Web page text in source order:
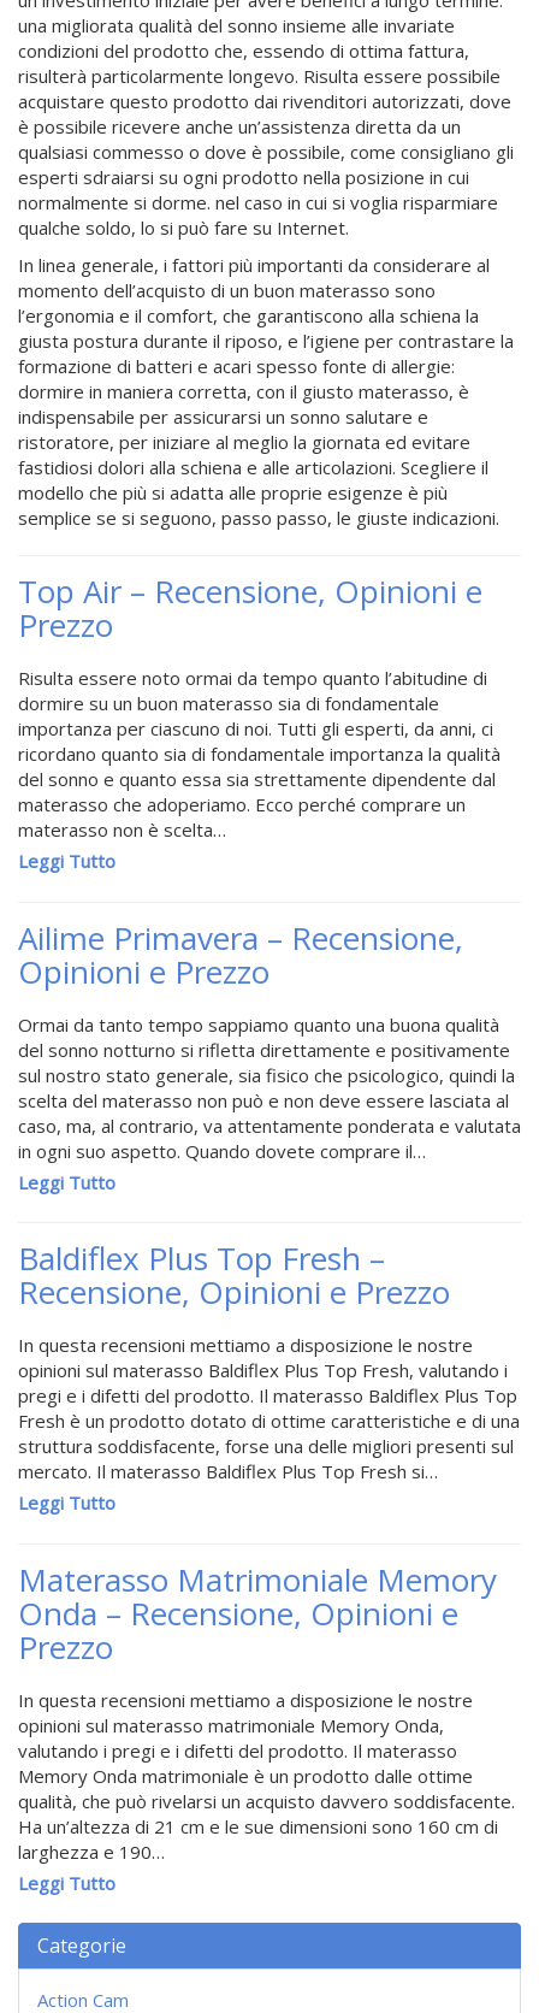
una migliorata qualità del sonno insieme alle invariate
condizioni del prodotto che, essendo di ottima fattura,
risulterà particolarmente longevo. Risulta essere possibile
acquistare questo prodotto dai rivenditori autorizzati, dove
è possibile ricevere anche un’assistenza diretta da un
qualsiasi commesso o dove è possibile, come consigliano gli
esperti sdraiarsi su ogni prodotto nella posizione in cui
normalmente si dorme. nel caso in cui si voglia risparmiare
qualche soldo, lo si può fare su Internet.
In linea generale, i fattori più importanti da considerare al
momento dell’acquisto di un buon materasso sono
l’ergonomia e il comfort, che garantiscono alla schiena la
giusta postura durante il riposo, e l’igiene per contrastare la
formazione di batteri e acari spesso fonte di allergie:
dormire in maniera corretta, con il giusto materasso, è
indispensabile per assicurarsi un sonno salutare e
ristoratore, per iniziare al meglio la giornata ed evitare
fastidiosi dolori alla schiena e alle articolazioni. Scegliere il
modello che più si adatta alle proprie esigenze è più
semplice se si seguono, passo passo, le giuste indicazioni.
Top Air – Recensione, Opinioni e
Prezzo
Risulta essere noto ormai da tempo quanto l’abitudine di
dormire su un buon materasso sia di fondamentale
importanza per ciascuno di noi. Tutti gli esperti, da anni, ci
ricordano quanto sia di fondamentale importanza la qualità
del sonno e quanto essa sia strettamente dipendente dal
materasso che adoperiamo. Ecco perché comprare un
materasso non è scelta…
Leggi Tutto
Ailime Primavera – Recensione,
Opinioni e Prezzo
Ormai da tanto tempo sappiamo quanto una buona qualità
del sonno notturno si rifletta direttamente e positivamente
sul nostro stato generale, sia fisico che psicologico, quindi la
scelta del materasso non può e non deve essere lasciata al
caso, ma, al contrario, va attentamente ponderata e valutata
in ogni suo aspetto. Quando dovete comprare il…
Leggi Tutto
Baldiflex Plus Top Fresh –
Recensione, Opinioni e Prezzo
In questa recensioni mettiamo a disposizione le nostre
opinioni sul materasso Baldiflex Plus Top Fresh, valutando i
pregi e i difetti del prodotto. Il materasso Baldiflex Plus Top
Fresh è un prodotto dotato di ottime caratteristiche e di una
struttura soddisfacente, forse una delle migliori presenti sul
mercato. Il materasso Baldiflex Plus Top Fresh si…
Leggi Tutto
Materasso Matrimoniale Memory
Onda – Recensione, Opinioni e
Prezzo
In questa recensioni mettiamo a disposizione le nostre
opinioni sul materasso matrimoniale Memory Onda,
valutando i pregi e i difetti del prodotto. Il materasso
Memory Onda matrimoniale è un prodotto dalle ottime
qualità, che può rivelarsi un acquisto davvero soddisfacente.
Ha un’altezza di 21 cm e le sue dimensioni sono 160 cm di
larghezza e 190…
Leggi Tutto
Categorie
Action Cam